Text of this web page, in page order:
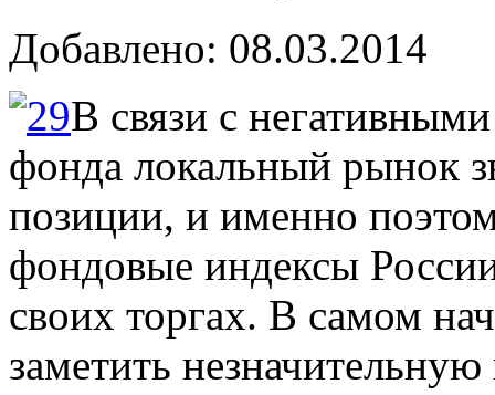
Добавлено: 08.03.2014
В связи с
фонда локальный рынок
позиции, и именно
фондовые индексы
своих торгах. В самом
заметить